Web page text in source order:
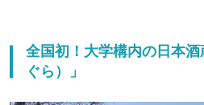
全国初！大学構内の日本
ぐら）」